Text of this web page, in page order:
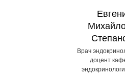
Врач
доцент